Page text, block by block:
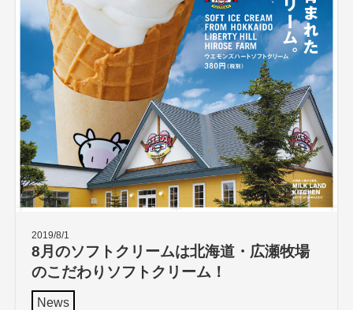
2019/8/1
8月のソフトクリームは北海道・広瀬牧場
のこだわりソフトクリーム！
News